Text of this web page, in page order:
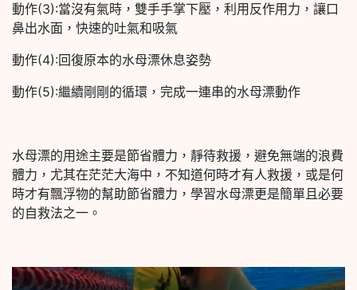
動作(3):當沒有氣時，雙手手掌下壓，利用反作用力，讓口
鼻出水面，快速的吐氣和吸氣
動作(4):回復原本的水母漂休息姿勢
動作(5):繼續剛剛的循環，完成一連串的水母漂動作
水母漂的用途主要是節省體力，靜待救援，避免無端的浪費
體力，尤其在茫茫大海中，不知道何時才有人救援，或是何
時才有飄浮物的幫助節省體力，學習水母漂更是簡單且必要
的自救法之一。